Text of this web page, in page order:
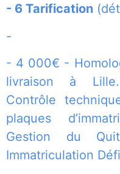
- 6 Tarification
-
- 4 000€ -
livraison à
Contrôle
plaques
Gestion du
Immatriculation